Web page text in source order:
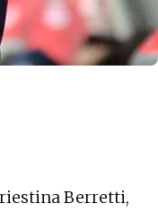
Berretti,